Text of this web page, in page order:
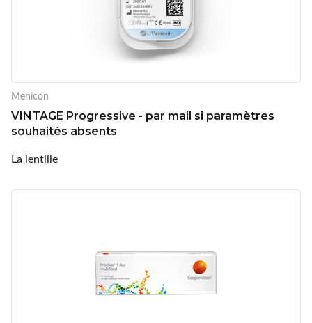
Menicon
VINTAGE Progressive - par mail si paramètres
souhaités absents
La lentille